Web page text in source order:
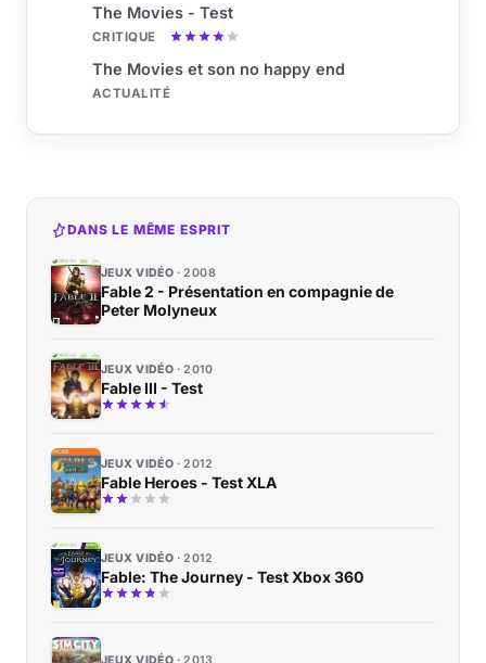
The Movies - Test
CRITIQUE
The Movies et son no happy end
ACTUALITÉ
DANS LE MÊME ESPRIT
JEUX VIDÉO 2008
Fable 2 - Présentation en compagnie de
Peter Molyneux
JEUX VIDÉO 2010
Fable III - Test
JEUX VIDÉO 2012
Fable Heroes - Test XLA
JEUX VIDÉO 2012
Fable: The Journey - Test Xbox 360
JEUX VIDÉO 2013